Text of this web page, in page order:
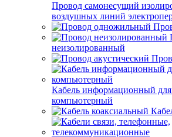
Провод самонесущий
воздушных линий
неизолированный
Кабель информационный
компьютерный